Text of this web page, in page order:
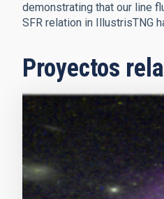
demonstrating that our line
SFR relation in IllustrisTNG
Proyectos